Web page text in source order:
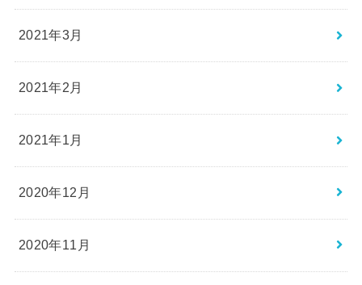
2021年3月
2021年2月
2021年1月
2020年12月
2020年11月